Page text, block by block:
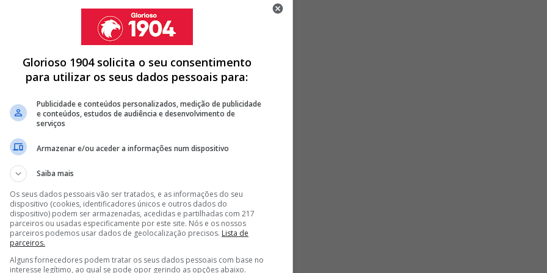
Ederson atravessava um período de insatisfação
contestação dos adeptos e pela pressão em torno
o guardião considera que Lisboa foi um dos
Benfica que ganhou projeção internacional e se
E TRUBIN NEM QUER ACREDITAR
CONSIDERA BENFICA UM CLUBE DE TOPO AO FALAR DE
PERDER NÃO É O MESMO QUE VENCER"
Glorioso 1904 solicita o seu consentimento
para utilizar os seus dados pessoais para:
Publicidade e conteúdos personalizados, medição de publicidade
e conteúdos, estudos de audiência e desenvolvimento de
serviços
Armazenar e/ou aceder a informações num dispositivo
Saiba mais
Os seus dados pessoais vão ser tratados, e as informações do seu
dispositivo (cookies, identificadores únicos e outros dados do
dispositivo) podem ser armazenadas, acedidas e partilhadas com 217
parceiros ou usadas especificamente por este site. Nós e os nossos
parceiros podemos usar dados de geolocalização precisos. Lista de
parceiros.
Alguns fornecedores podem tratar os seus dados pessoais com base no
interesse legítimo, ao qual se pode opor gerindo as opções abaixo.